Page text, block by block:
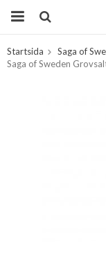
Startsida
Saga of
Saga of Sweden